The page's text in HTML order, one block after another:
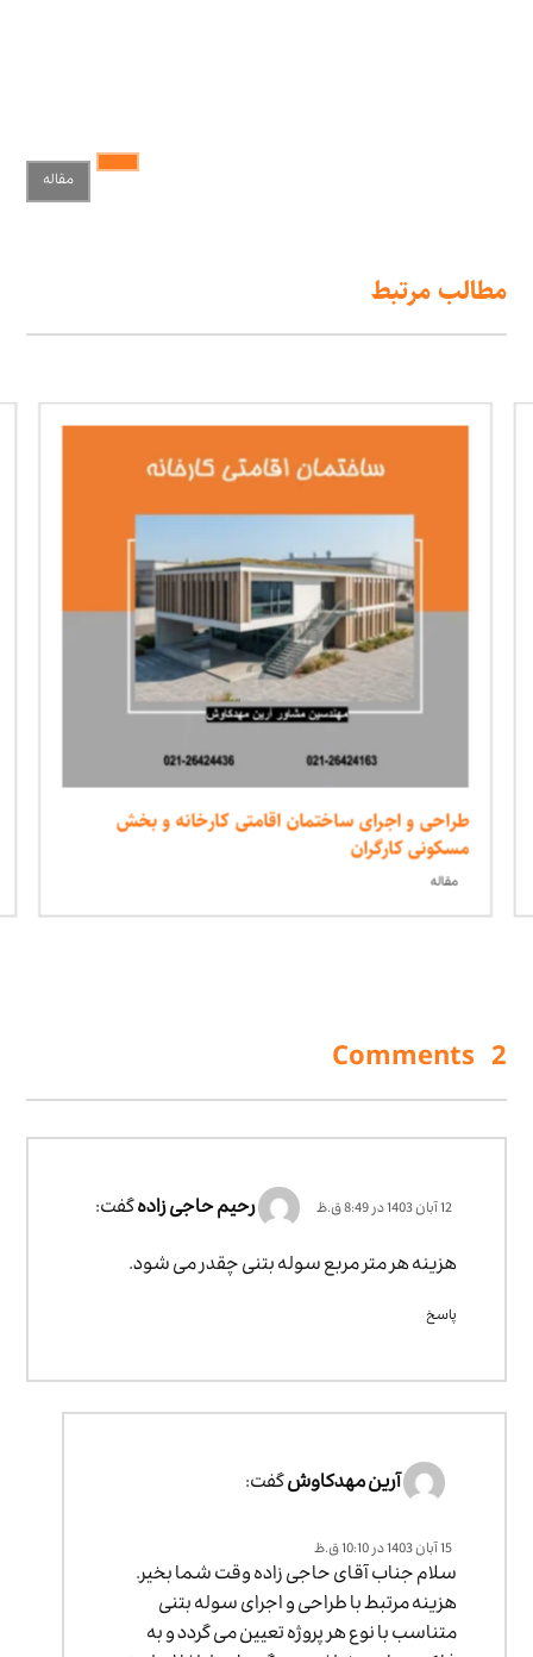
مقاله
مطالب مرتبط
طراحی و اجرای ساختمان اقامتی کارخانه و بخش
مسکونی کارگران
مقاله
2 Comments
رحیم حاجی زادهگفت: 12 آبان 1403 در 8:49 ق.ظ
هزینه هر متر مربع سوله بتنی چقدر می شود.
پاسخ
آرین مهدکاوشگفت:
15 آبان 1403 در 10:10 ق.ظ
سلام جناب آقای حاجی زاده وقت شما بخیر.
هزینه مرتبط با طراحی و اجرای سوله بتنی
متناسب با نوع هر پروژه تعیین می گردد و به